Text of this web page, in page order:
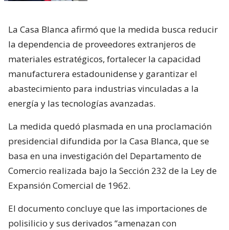
La Casa Blanca afirmó que la medida busca reducir
la dependencia de proveedores extranjeros de
materiales estratégicos, fortalecer la capacidad
manufacturera estadounidense y garantizar el
abastecimiento para industrias vinculadas a la
energía y las tecnologías avanzadas.
La medida quedó plasmada en una proclamación
presidencial difundida por la Casa Blanca, que se
basa en una investigación del Departamento de
Comercio realizada bajo la Sección 232 de la Ley de
Expansión Comercial de 1962.
El documento concluye que las importaciones de
polisilicio y sus derivados “amenazan con